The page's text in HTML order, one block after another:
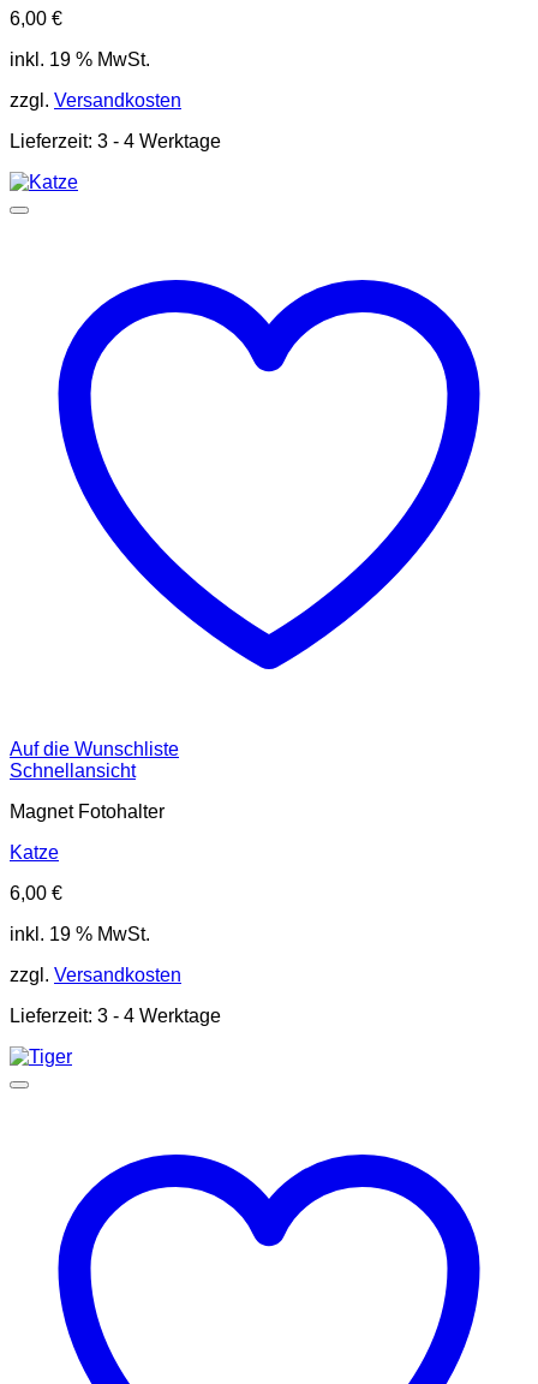
6,00 €
inkl. 19 % MwSt.
zzgl. Versandkosten
Lieferzeit: 3 - 4 Werktage
Auf die Wunschliste
Schnellansicht
Magnet Fotohalter
Katze
6,00 €
inkl. 19 % MwSt.
zzgl. Versandkosten
Lieferzeit: 3 - 4 Werktage